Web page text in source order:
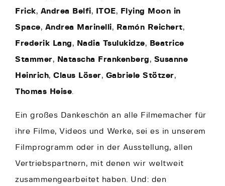
Frick, Andrea Belfi, ITOE,
Flying Moon in
Space, Andrea Marinelli, Ramón Reichert,
Frederik Lang, Nadia Tsulukidze,
Beatrice
Stammer, Natascha Frankenberg, Susanne
Heinrich, Claus Löser, Gabriele Stötzer,
Thomas Heise.
Ein großes Dankeschön an alle Filmemacher für
ihre Filme, Videos und Werke, sei es in unserem
Filmprogramm oder in der Ausstellung, allen
Vertriebspartnern, mit denen wir weltweit
zusammengearbeitet haben. Und: den